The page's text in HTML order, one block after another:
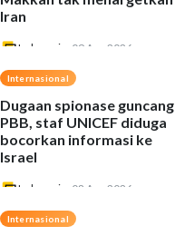
Iran
Indonesia 09 Aug 2026
Internasional
Dugaan spionase guncang
PBB, staf UNICEF diduga
bocorkan informasi ke
Israel
Indonesia 08 Aug 2026
Internasional